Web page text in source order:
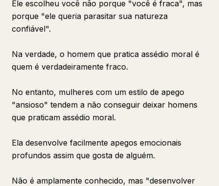
Ele escolheu você não porque "você é fraca", mas
porque "ele queria parasitar sua natureza
confiável".
Na verdade, o homem que pratica assédio moral é
quem é verdadeiramente fraco.
No entanto, mulheres com um estilo de apego
"ansioso" tendem a não conseguir deixar homens
que praticam assédio moral.
Ela desenvolve facilmente apegos emocionais
profundos assim que gosta de alguém.
Não é amplamente conhecido, mas "desenvolver